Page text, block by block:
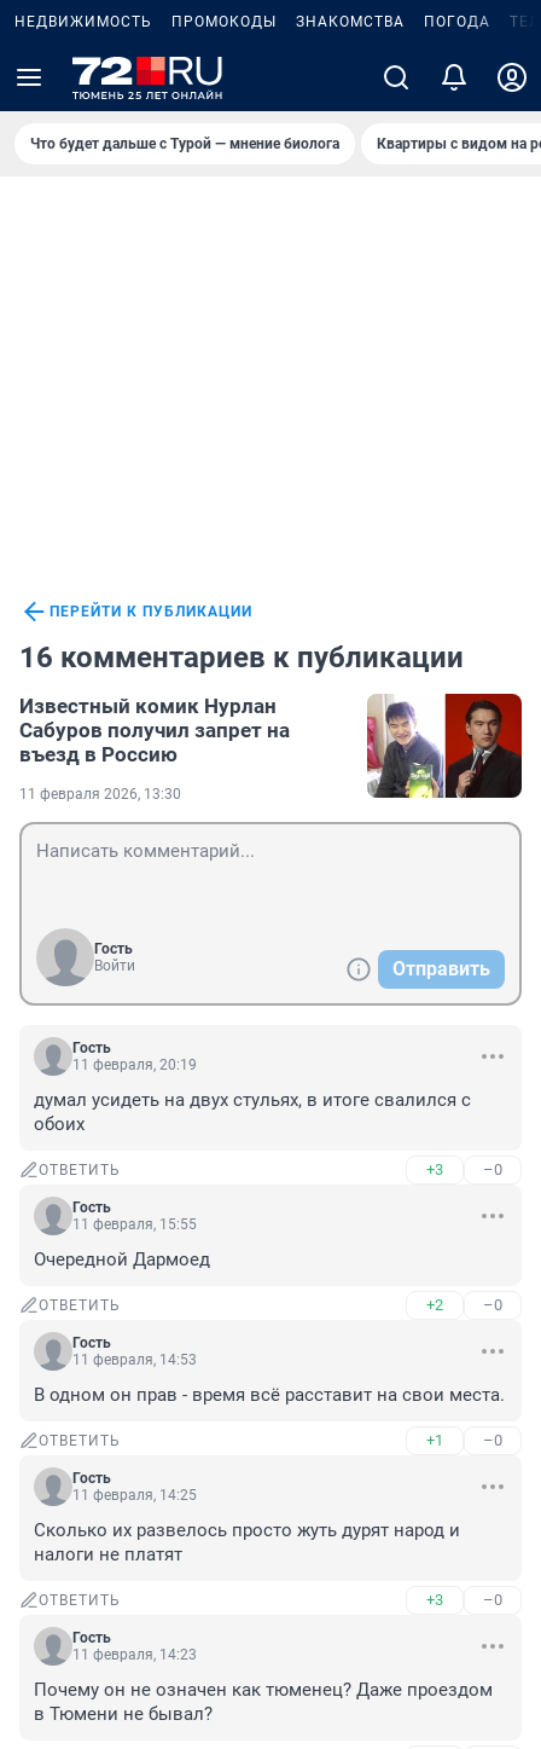
НЕДВИЖИМОСТЬ ПРОМОКОДЫ ЗНАКОМСТВА ПОГОДА
Что будет дальше с Турой — мнение биолога Квартиры с видом на
ПЕРЕЙТИ К ПУБЛИКАЦИИ
16 комментариев к публикации
Известный комик Нурлан
Сабуров получил запрет на
въезд в Россию
11 февраля 2026, 13:30
Гость
Войти
Отправить
Гость
11 февраля, 20:19
думал усидеть на двух стульях, в итоге свалился с
обоих
ОТВЕТИТЬ +3 –0
Гость
11 февраля, 15:55
Очередной Дармоед
ОТВЕТИТЬ +2 –0
Гость
11 февраля, 14:53
В одном он прав - время всё расставит на свои места.
ОТВЕТИТЬ +1 –0
Гость
11 февраля, 14:25
Сколько их развелось просто жуть дурят народ и
налоги не платят
ОТВЕТИТЬ +3 –0
Гость
11 февраля, 14:23
Почему он не означен как тюменец? Даже проездом
в Тюмени не бывал?